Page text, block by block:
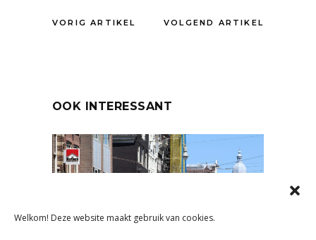
Welkom! Deze website maakt gebruik van cookies.
VORIG ARTIKEL VOLGEND ARTIKEL
OOK INTERESSANT